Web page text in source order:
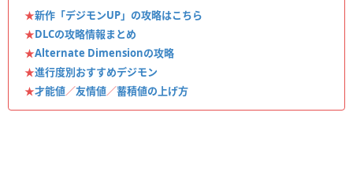
★新作「デジモンUP」の攻略はこちら
★DLCの攻略情報まとめ
★Alternate Dimensionの攻略
★進行度別おすすめデジモン
★才能値／友情値／蓄積値の上げ方